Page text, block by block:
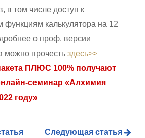
в том числе доступ к
функциям калькулятора на 12
о проф. версии
можно прочесть здесь>>
ПЛЮС 100% получают
семинар «Алхимия
году»
Следующая статья